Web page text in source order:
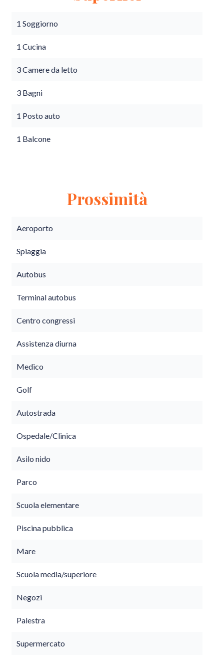
1 Soggiorno
1 Cucina
3 Camere da letto
3 Bagni
1 Posto auto
1 Balcone
Prossimità
Aeroporto
Spiaggia
Autobus
Terminal autobus
Centro congressi
Assistenza diurna
Medico
Golf
Autostrada
Ospedale/Clinica
Asilo nido
Parco
Scuola elementare
Piscina pubblica
Mare
Scuola media/superiore
Negozi
Palestra
Supermercato